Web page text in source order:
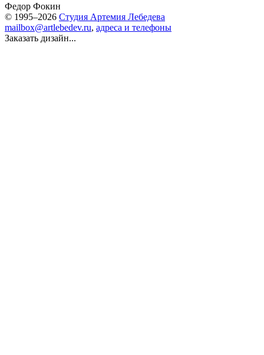
Федор Фокин
© 1995–2026 Студия Артемия Лебедева
mailbox@artlebedev.ru, адреса и телефоны
Заказать дизайн...